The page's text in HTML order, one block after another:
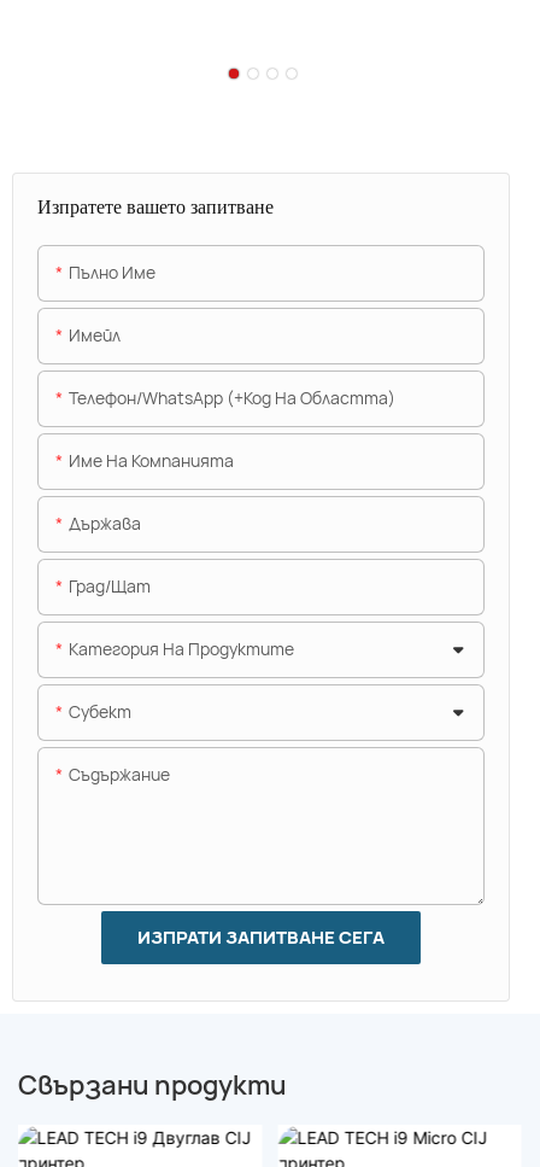
Изпратете вашето запитване
Пълно Име
Имейл
Телефон/WhatsApp (+Код На Областта)
Име На Компанията
Държава
Град/щат
Категория На Продуктите
Субект
Съдържание
ИЗПРАТИ ЗАПИТВАНЕ СЕГА
Свързани продукти